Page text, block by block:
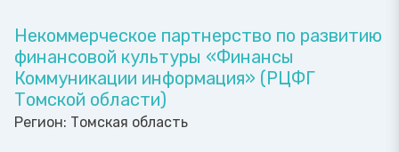
Некоммерческое партнерство по развитию
финансовой культуры «Финансы
Коммуникации информация» (РЦФГ
Томской области)
Регион: Томская область